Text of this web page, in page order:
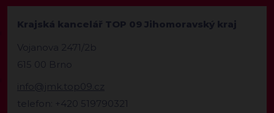
Krajská kancelář TOP 09 Jihomoravský kraj
Vojanova 2471/2b
615 00 Brno
info@jmk.top09.cz
telefon: +420 519790321